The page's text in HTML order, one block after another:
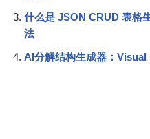
什么是 JSON CRUD 表格
法
AI分解结构生成器：